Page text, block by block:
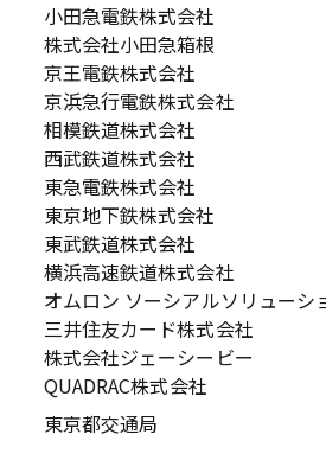
小田急電鉄株式会社
株式会社小田急箱根
京王電鉄株式会社
京浜急行電鉄株式会社
相模鉄道株式会社
西武鉄道株式会社
東急電鉄株式会社
東京地下鉄株式会社
東武鉄道株式会社
横浜高速鉄道株式会社
オムロン ソーシアルソリューシ
三井住友カード株式会社
株式会社ジェーシービー
QUADRAC株式会社
東京都交通局